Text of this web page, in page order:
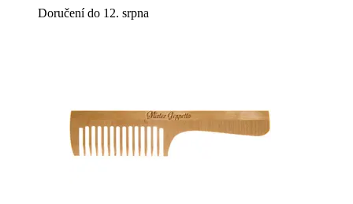
Doručení do 12. srpna